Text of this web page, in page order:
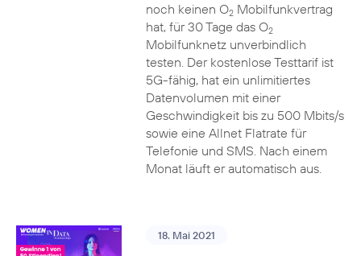
noch keinen O2Mobilfunkvertrag
hat, für 30 Tage das O2
Mobilfunknetz unverbindlich
testen. Der kostenlose Testtarif ist
5G-fähig, hat ein unlimitiertes
Datenvolumen mit einer
Geschwindigkeit bis zu 500 Mbits/s
sowie eine Allnet Flatrate für
Telefonie und SMS. Nach einem
Monat läuft er automatisch aus.
18. Mai 2021